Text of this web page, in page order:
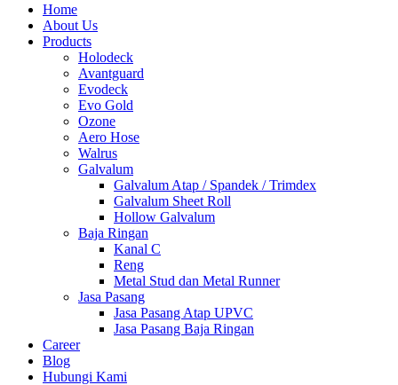
Home
About Us
Products
Holodeck
Avantguard
Evodeck
Evo Gold
Ozone
Aero Hose
Walrus
Galvalum
Galvalum Atap / Spandek / Trimdex
Galvalum Sheet Roll
Hollow Galvalum
Baja Ringan
Kanal C
Reng
Metal Stud dan Metal Runner
Jasa Pasang
Jasa Pasang Atap UPVC
Jasa Pasang Baja Ringan
Career
Blog
Hubungi Kami